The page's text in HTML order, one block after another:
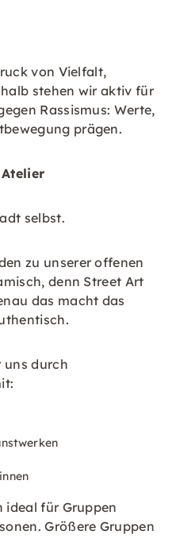
von Vielfalt,
stehen wir aktiv für
Rassismus: Werte,
prägen.
selbst.
zu unserer offenen
denn Street Art
das macht das
uns durch
ideal für Gruppen
Größere Gruppen